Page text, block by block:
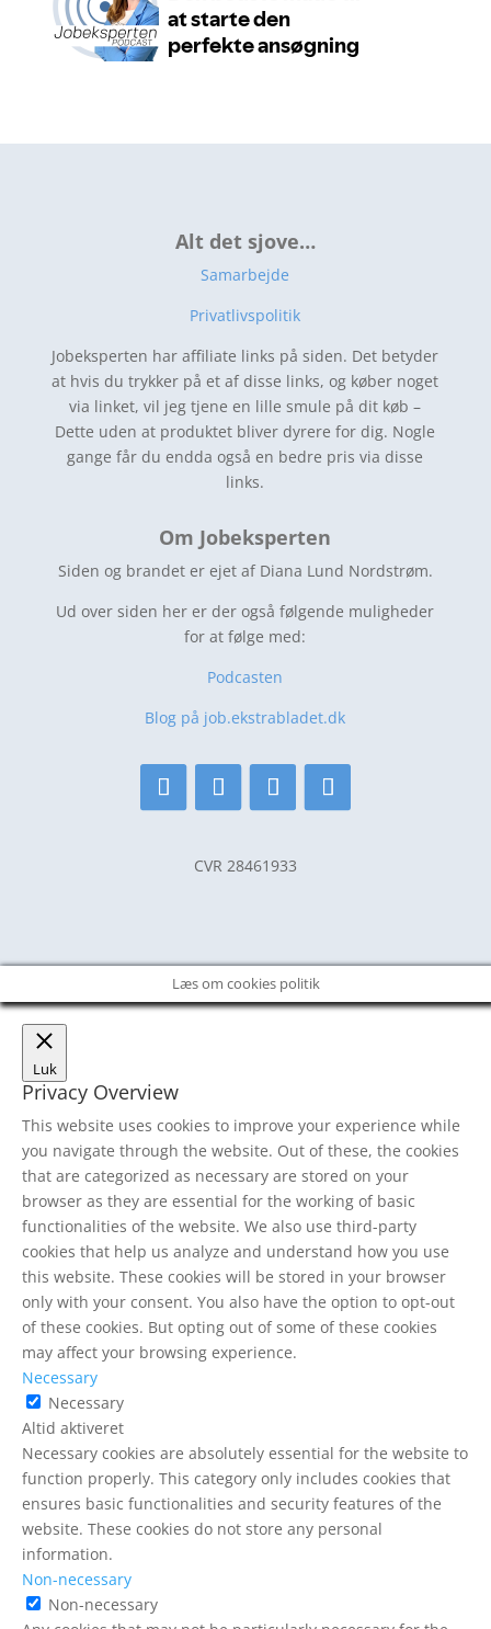
Alt det sjove…
Samarbejde
Privatlivspolitik
Jobeksperten har affiliate links på siden. Det betyder
at hvis du trykker på et af disse links, og køber noget
via linket, vil jeg tjene en lille smule på dit køb –
Dette uden at produktet bliver dyrere for dig. Nogle
gange får du endda også en bedre pris via disse
links.
Om Jobeksperten
Siden og brandet er ejet af Diana Lund Nordstrøm.
Ud over siden her er der også følgende muligheder
for at følge med:
Podcasten
Blog på job.ekstrabladet.dk
CVR 28461933
Læs om cookies politik
Luk
Privacy Overview
This website uses cookies to improve your experience while
you navigate through the website. Out of these, the cookies
that are categorized as necessary are stored on your
browser as they are essential for the working of basic
functionalities of the website. We also use third-party
cookies that help us analyze and understand how you use
this website. These cookies will be stored in your browser
only with your consent. You also have the option to opt-out
of these cookies. But opting out of some of these cookies
may affect your browsing experience.
Necessary
Necessary
Altid aktiveret
Necessary cookies are absolutely essential for the website to
function properly. This category only includes cookies that
ensures basic functionalities and security features of the
website. These cookies do not store any personal
information.
Non-necessary
Non-necessary